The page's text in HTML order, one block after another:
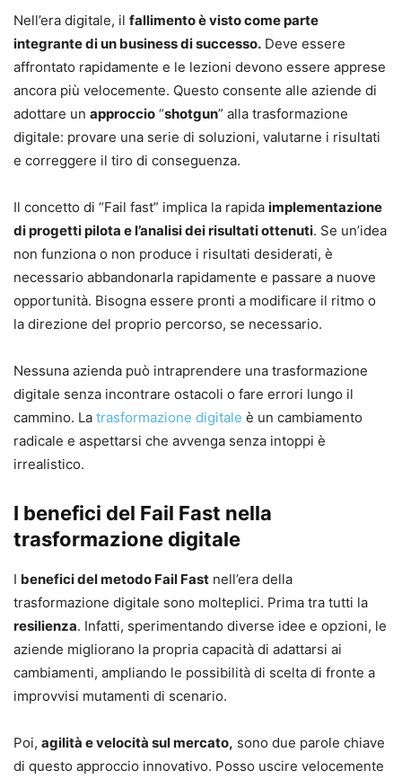
Nell’era digitale, il fallimento è visto come parte
integrante di un business di successo. Deve essere
affrontato rapidamente e le lezioni devono essere apprese
ancora più velocemente. Questo consente alle aziende di
adottare un approccio “shotgun” alla trasformazione
digitale: provare una serie di soluzioni, valutarne i risultati
e correggere il tiro di conseguenza.
Il concetto di “Fail fast” implica la rapida implementazione
di progetti pilota e l’analisi dei risultati ottenuti. Se un’idea
non funziona o non produce i risultati desiderati, è
necessario abbandonarla rapidamente e passare a nuove
opportunità. Bisogna essere pronti a modificare il ritmo o
la direzione del proprio percorso, se necessario.
Nessuna azienda può intraprendere una trasformazione
digitale senza incontrare ostacoli o fare errori lungo il
cammino. La trasformazione digitale è un cambiamento
radicale e aspettarsi che avvenga senza intoppi è
irrealistico.
I benefici del Fail Fast nella
trasformazione digitale
I benefici del metodo Fail Fast nell’era della
trasformazione digitale sono molteplici. Prima tra tutti la
resilienza. Infatti, sperimentando diverse idee e opzioni, le
aziende migliorano la propria capacità di adattarsi ai
cambiamenti, ampliando le possibilità di scelta di fronte a
improvvisi mutamenti di scenario.
Poi, agilità e velocità sul mercato, sono due parole chiave
di questo approccio innovativo. Posso uscire velocemente